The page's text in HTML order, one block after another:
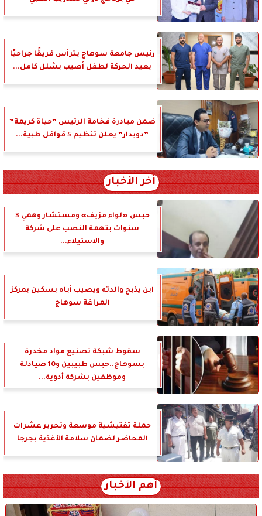
رئيس جامعة سوهاج يترأس فريقًا جراحيًا
يعيد الحركة لطفل أصيب بشلل كامل...
ضمن مبادرة فخامة الرئيس ”حياة كريمة”
”دويدار” يعلن تنظيم 5 قوافل طبية...
آخر الأخبار
حبس «لواء مزيف» ومستشار وهمي 3
سنوات بتهمة النصب على شركة
والاستيلاء...
ابن يذبح والدته ويصيب أباه بسكين بمركز
المراغة سوهاج
سقوط شبكة تصنيع مواد مخدرة
بسوهاج..حبس طبيبين و10 صيادلة
وموظفين بشركة أدوية...
حملة تفتيشية موسعة وتحرير عشرات
المحاضر لضمان سلامة الأغذية بجرجا
أهم الأخبار